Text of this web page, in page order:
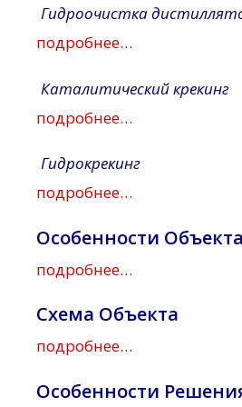
Гидроочистка
подробнее…
Каталитический крекинг
подробнее…
Гидрокрекинг
подробнее…
Особенности Объекта
подробнее…
Схема Объекта
подробнее…
Особенности Решения